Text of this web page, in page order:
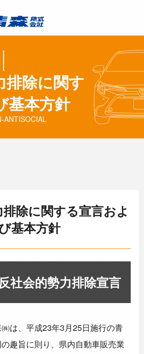
排除に関す
基本方針
ANTISOCIAL
除に関する宣言およ
基本方針
社会的勢力排除宣言
は、平成23年3月25日施行の青
趣旨に則り、県内自動車販売業